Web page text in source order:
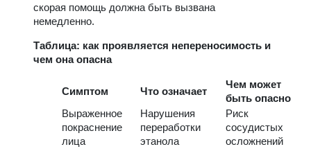
скорая помощь должна быть вызвана
немедленно.
Таблица: как проявляется непереносимость и
чем она опасна
Симптом Что означает
Чем может
быть опасно
Выраженное
покраснение
лица
Нарушения
переработки
этанола
Риск
сосудистых
осложнений